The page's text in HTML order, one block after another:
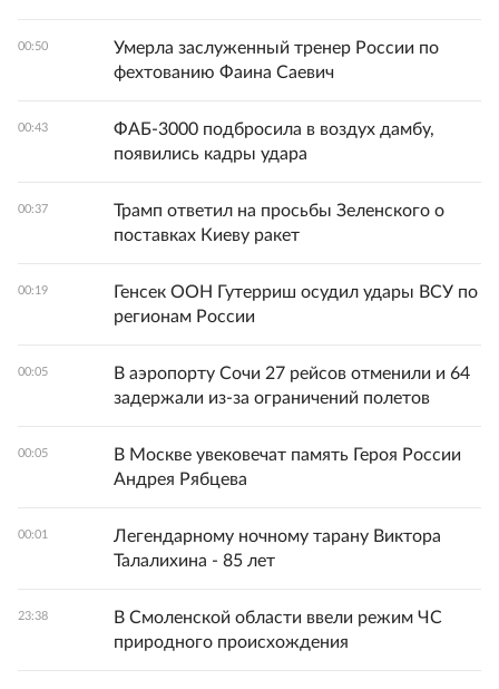
00:50
Умерла заслуженный тренер России по
фехтованию Фаина Саевич
00:43
ФАБ-3000 подбросила в воздух дамбу,
появились кадры удара
00:37
Трамп ответил на просьбы Зеленского о
поставках Киеву ракет
00:19
Генсек ООН Гутерриш осудил удары ВСУ по
регионам России
00:05
В аэропорту Сочи 27 рейсов отменили и 64
задержали из-за ограничений полетов
00:05
В Москве увековечат память Героя России
Андрея Рябцева
00:01
Легендарному ночному тарану Виктора
Талалихина - 85 лет
23:38
В Смоленской области ввели режим ЧС
природного происхождения